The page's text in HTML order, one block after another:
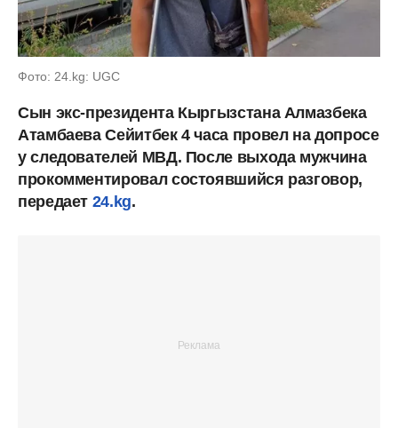
Фото: 24.kg: UGC
Сын экс-президента Кыргызстана Алмазбека
Атамбаева Сейитбек 4 часа провел на допросе
у следователей МВД. После выхода мужчина
прокомментировал состоявшийся разговор,
передает 24.kg.